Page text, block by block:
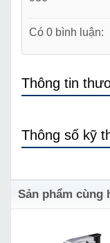
Có 0 bình luận:
Thông tin
Thông số kỹ
Sản phẩm cùng